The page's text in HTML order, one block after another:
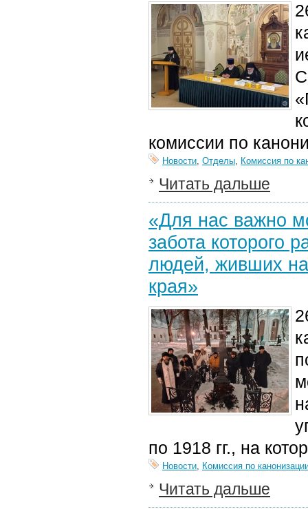
комиссии по
Новости, Отделы, Комиссия по
Читать дальше
«Для нас важно
забота которого
людей, живших на
края»
по 1918 гг., на
Новости, Комиссия по
Читать дальше